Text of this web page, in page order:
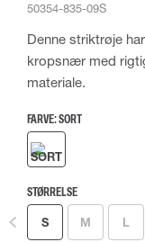
50354-835-09S
Denne striktrøje
kropsnær med
materiale.
FARVE:SORT
STØRRELSE
S M L